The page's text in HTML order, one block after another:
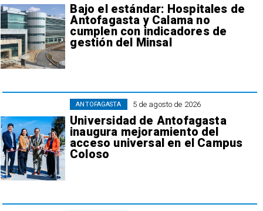
Bajo el estándar: Hospitales de
Antofagasta y Calama no
cumplen con indicadores de
gestión del Minsal
5 de agosto de 2026
Universidad de Antofagasta
inaugura mejoramiento del
acceso universal en el Campus
Coloso
ANTOFAGASTA